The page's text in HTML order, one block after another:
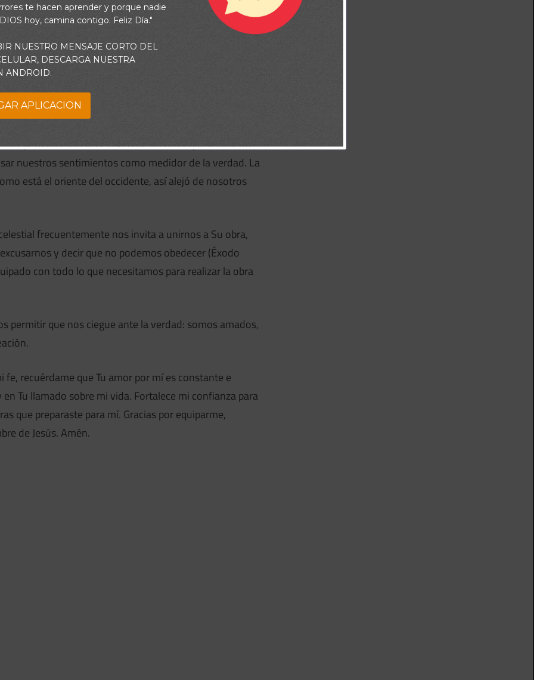
según nuestro comportamiento. Podemos estar seguros
nosotros, en que siendo aún pecadores, Cristo murió
Dios amándonos incluso cuando nos rebelábamos
pero muchas veces nos cuesta creer que realmente
nuestros sentimientos como medidor de la verdad. La
está el oriente del occidente, así alejó de nosotros
frecuentemente nos invita a unirnos a Su obra,
y decir que no podemos obedecer (Éxodo
con todo lo que necesitamos para realizar la obra
permitir que nos ciegue ante la verdad: somos amados,
recuérdame que Tu amor por mí es constante e
Tu llamado sobre mi vida. Fortalece mi confianza para
que preparaste para mí. Gracias por equiparme,
de Jesús. Amén.
te hacen aprender y porque nadie
hoy, camina contigo. Feliz Día."
NUESTRO MENSAJE CORTO DEL
DESCARGA NUESTRA
ANDROID.
APLICACION